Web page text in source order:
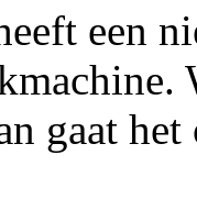
een
gaat